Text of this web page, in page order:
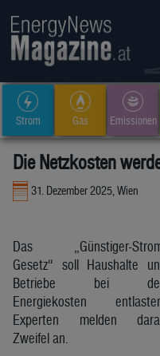
Strom Gas Emissionen
Die Netzkosten
31. Dezember 2025, Wien
Das „Günstiger-
Gesetz“ soll Haushalte
Betriebe bei
Energiekosten
Experten melden
Zweifel an.